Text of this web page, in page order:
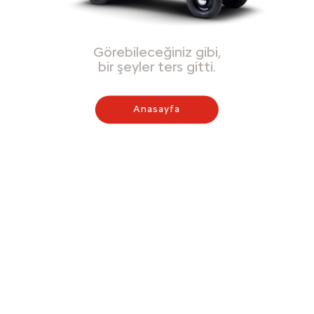
Görebileceğiniz gibi,
bir şeyler ters gitti.
Anasayfa